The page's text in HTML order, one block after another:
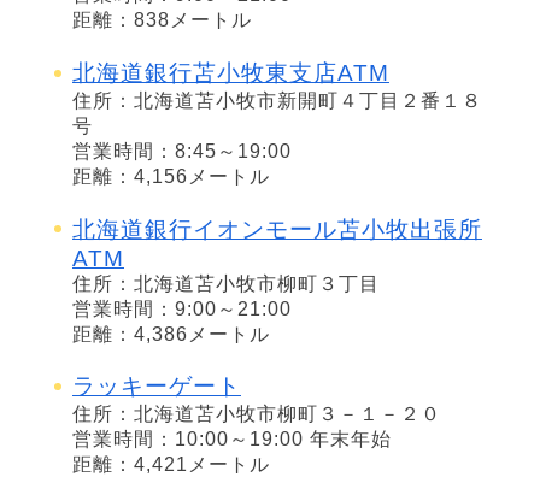
距離：838メートル
北海道銀行苫小牧東支店ATM
住所：北海道苫小牧市新開町４丁目２番１８
号
営業時間：8:45～19:00
距離：4,156メートル
北海道銀行イオンモール苫小牧出張所
ATM
住所：北海道苫小牧市柳町３丁目
営業時間：9:00～21:00
距離：4,386メートル
ラッキーゲート
住所：北海道苫小牧市柳町３－１－２０
営業時間：10:00～19:00 年末年始
距離：4,421メートル